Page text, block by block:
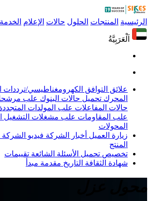
الرئيسية المنتجات الحلول حالات الإعلام الخدمة
اَلْعَرَبِيَّةُ
علائق التوافق الكهرومغناطيسي/ترددات
المحرك تحميل حالات البنوك علب
حالات المفاعلات علب المولدات
علب المقاومات علب مشغلات التشغيل
المحولات
زيارة العميل أخبار الشركة فيديو الشركة
المنتج
تخصيص تحميل الأسئلة الشائعة تقييمات
شهادة الثقافة التاريخ مقدمة مبدأ